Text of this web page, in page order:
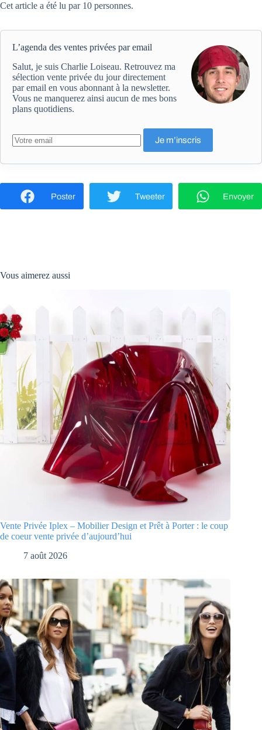
Cet article a été lu par 10 personnes.
L’agenda des ventes privées par email
Salut, je suis Charlie Loiseau. Retrouvez ma
sélection vente privée du jour directement
par email en vous abonnant à la newsletter.
Vous ne manquerez ainsi aucun de mes bons
plans quotidiens.
Poster Tweeter Envoyer
Vous aimerez aussi
Vente Privée Iplex – Mobilier Design et Prêt à Porter : le coup
de coeur vente privée d’aujourd’hui
7 août 2026